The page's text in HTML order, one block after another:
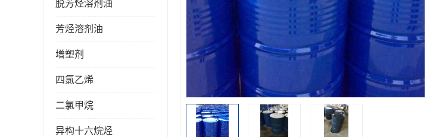
脱芳烃溶剂油
芳烃溶剂油
增塑剂
四氯乙烯
二氯甲烷
异构十六烷烃